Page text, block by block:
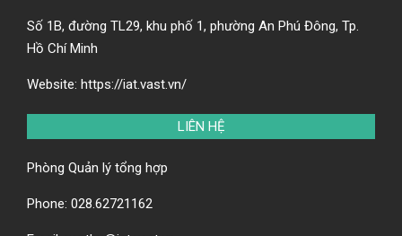
Số 1B, đường TL29, khu phố 1, phường An Phú Đông, Tp.
Hồ Chí Minh
Website: https://iat.vast.vn/
LIÊN HỆ
Phòng Quản lý tổng hợp
Phone: 028.62721162